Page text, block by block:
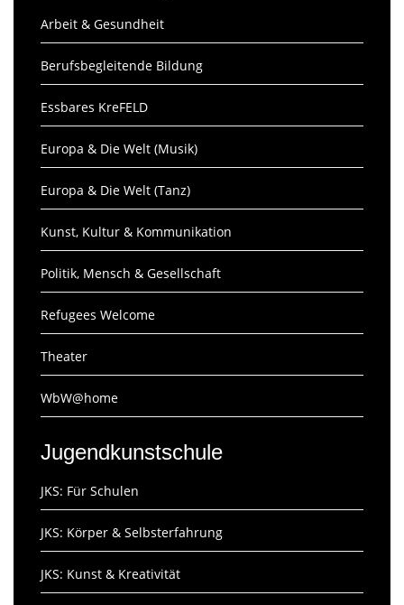
Arbeit & Gesundheit
Berufsbegleitende Bildung
Essbares KreFELD
Europa & Die Welt (Musik)
Europa & Die Welt (Tanz)
Kunst, Kultur & Kommunikation
Politik, Mensch & Gesellschaft
Refugees Welcome
Theater
WbW@home
Jugendkunstschule
JKS: Für Schulen
JKS: Körper & Selbsterfahrung
JKS: Kunst & Kreativität